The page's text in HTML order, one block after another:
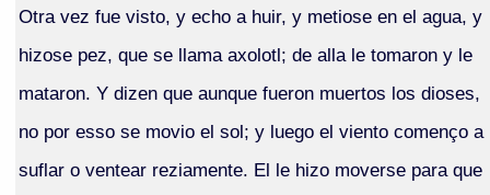
Otra vez fue visto, y echo a huir, y metiose en el agua, y
hizose pez, que se llama axolotl; de alla le tomaron y le
mataron. Y dizen que aunque fueron muertos los dioses,
no por esso se movio el sol; y luego el viento començo a
suflar o ventear reziamente. El le hizo moverse para que